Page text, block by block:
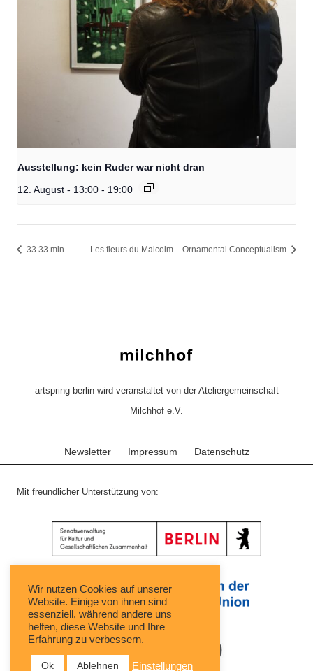
Ausstellung: kein Ruder war nicht dran
12. August - 13:00 - 19:00
33.33 min Les fleurs du Malcolm – Ornamental Conceptualism
artspring berlin wird veranstaltet von der Ateliergemeinschaft
Milchhof e.V.
Newsletter Impressum Datenschutz
Mit freundlicher Unterstützung von:
Wir nutzen Cookies auf unserer
Website. Einige von ihnen sind
essenziell, während andere uns
helfen, diese Website und Ihre
Erfahrung zu verbessern.
Ok Ablehnen Einstellungen